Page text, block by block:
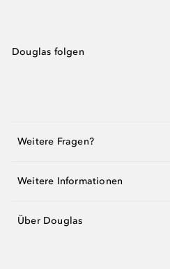
Douglas folgen
Weitere Fragen?
Weitere Informationen
Über Douglas